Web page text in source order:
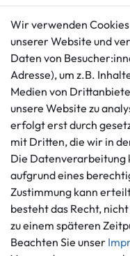
Kundenservice
+49 421 596586
Mo. - Fr. 9 - 16 Uhr
info@gameworld.de
Kontaktformular
Informationen
Ankauf
Über uns
Häufig gestellte Fragen
Wir verwenden
unserer Website und
Daten von
Adresse), um z.B.
Medien von
unsere Website zu
erfolgt erst durch
mit Dritten, die wir in
Die Datenverarbeitung
aufgrund eines
Zustimmung kann
besteht das Recht,
zu einem späteren
Beachten Sie unser